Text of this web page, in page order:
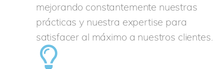
mejorando constantemente nuestras
prácticas y nuestra expertise para
satisfacer al máximo a nuestros clientes.